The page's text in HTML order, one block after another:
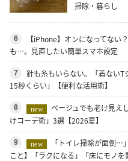
掃除・暮らし
6
【iPhone】オンになってない
も…。見直したい簡単スマホ設定
7
針も糸もいらない。「着ない
15秒くらい」【便利な活用術】
8 new
ベージュでも老け見え
けコーデ術」3選【2026夏】
9 new
「トイレ掃除が面倒…
こと】「ラクになる」「床にモノを